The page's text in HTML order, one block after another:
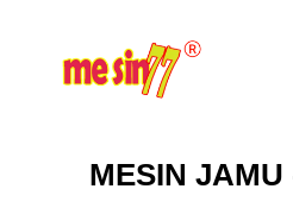
MESIN